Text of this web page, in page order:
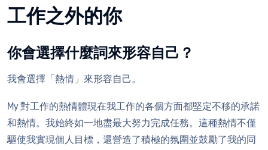
工作之外的你
你會選擇什麼詞來形容自己？
我會選擇「熱情」來形容自己。
My 對工作的熱情體現在我工作的各個方面都堅定不移的承諾
和熱情。我始終如一地盡最大努力完成任務。這種熱情不僅
驅使我實現個人目標，還營造了積極的氛圍並鼓勵了我的同